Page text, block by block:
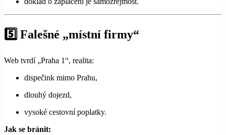
5️⃣ Falešné „místní firmy“
Web tvrdí „Praha 1“, realita:
dispečink mimo Prahu,
dlouhý dojezd,
vysoké cestovní poplatky.
Jak se bránit: